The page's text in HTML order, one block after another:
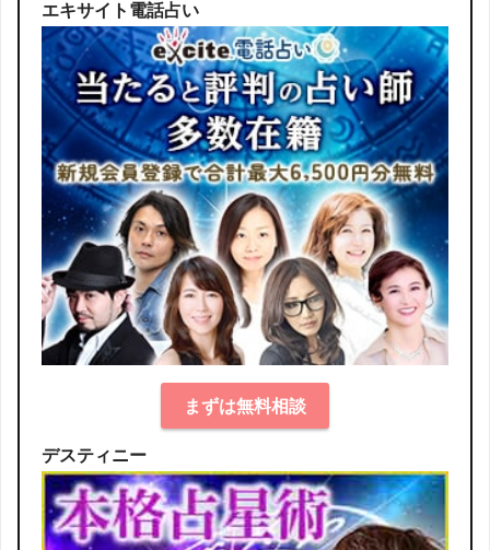
エキサイト電話占い
まずは無料相談
デスティニー